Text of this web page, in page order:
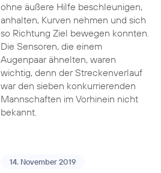
ohne äußere Hilfe beschleunigen,
anhalten, Kurven nehmen und sich
so Richtung Ziel bewegen konnten.
Die Sensoren, die einem
Augenpaar ähnelten, waren
wichtig, denn der Streckenverlauf
war den sieben konkurrierenden
Mannschaften im Vorhinein nicht
bekannt.
14. November 2019